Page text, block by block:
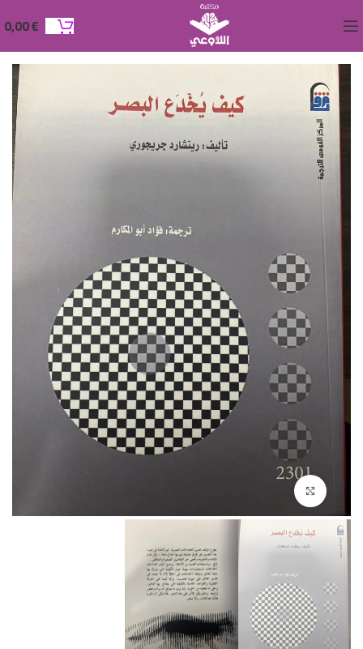
0,00€